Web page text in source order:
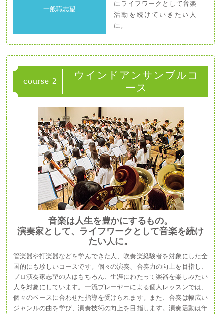
一般職志望
にライフワークとして音楽
活動を続けていきたい人
に。
course 2
ウインドアンサンブルコ
ース
音楽は人生を豊かにするもの。
演奏家として、ライフワークとして音楽を続け
たい人に。
管楽器や打楽器などを学んできた人、吹奏楽経験者を対象にした全
国的にも珍しいコースです。個々の演奏、合奏力の向上を目指し、
プロ演奏家志望の人はもちろん、生涯にわたって楽器を楽しみたい
人を対象にしています。一流プレーヤーによる個人レッスンでは、
個々のペースに合わせた指導を受けられます。また、合奏は幅広い
ジャンルの曲を学び、演奏技術の向上を目指します。演奏活動は年